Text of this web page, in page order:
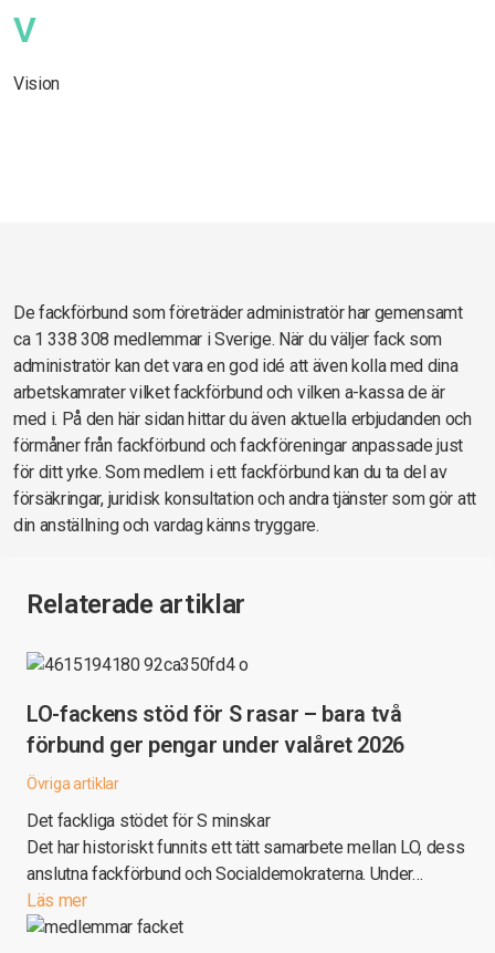
V
Vision
De fackförbund som företräder administratör har gemensamt
ca 1 338 308 medlemmar i Sverige. När du väljer fack som
administratör kan det vara en god idé att även kolla med dina
arbetskamrater vilket fackförbund och vilken a-kassa de är
med i. På den här sidan hittar du även aktuella erbjudanden och
förmåner från fackförbund och fackföreningar anpassade just
för ditt yrke. Som medlem i ett fackförbund kan du ta del av
försäkringar, juridisk konsultation och andra tjänster som gör att
din anställning och vardag känns tryggare.
Relaterade artiklar
LO-fackens stöd för S rasar – bara två
förbund ger pengar under valåret 2026
Övriga artiklar
Det fackliga stödet för S minskar
Det har historiskt funnits ett tätt samarbete mellan LO, dess
anslutna fackförbund och Socialdemokraterna. Under…
Läs mer